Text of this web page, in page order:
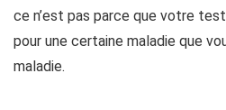
ce n’est pas parce que votre
pour une certaine maladie que
maladie.